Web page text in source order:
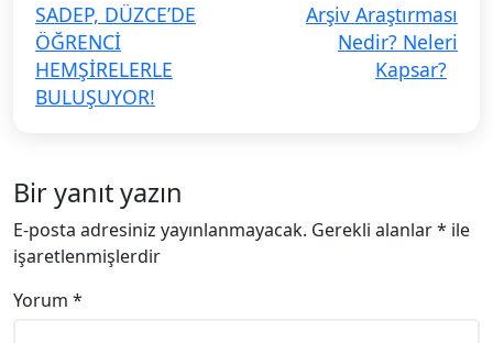
SADEP, DÜZCE’DE
ÖĞRENCİ
HEMŞİRELERLE
BULUŞUYOR!
Arşiv Araştırması
Nedir? Neleri
Kapsar?
Bir yanıt yazın
E-posta adresiniz yayınlanmayacak. Gerekli alanlar* ile
işaretlenmişlerdir
Yorum *